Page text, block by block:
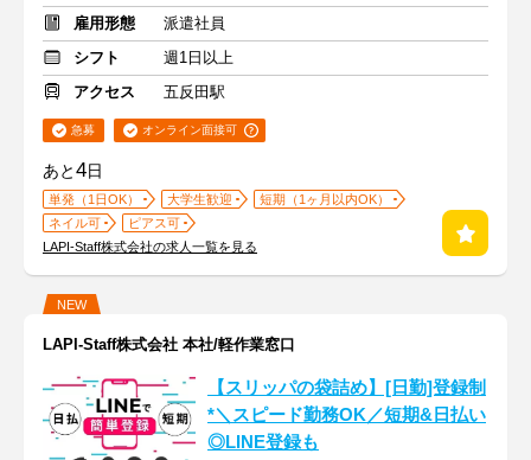
雇用形態
派遣社員
シフト
週1日以上
アクセス
五反田駅
急募 オンライン面接可
あと4日
単発（1日OK） 大学生歓迎
短期（1ヶ月以内OK）
ネイル可
ピアス可
LAPI-Staff株式会社の求人一覧を見る
NEW
LAPI-Staff株式会社 本社/軽作業窓口
【スリッパの袋詰め】[日勤]登録制
*＼スピード勤務OK／短期&日払い
◎LINE登録も